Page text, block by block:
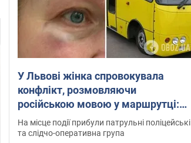
У Львові жінка спровокувала
конфлікт, розмовляючи
російською мовою у маршрутці:
поліція склала адмінпротокол.
Відео
На місце події прибули патрульні поліцейські
та слідчо-оперативна група